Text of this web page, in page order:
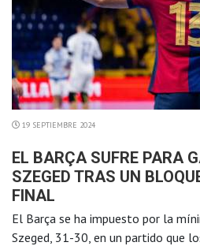
19 SEPTIEMBRE 2024
EL BARÇA SUFRE PARA
SZEGED TRAS UN
FINAL
El Barça se ha impuesto por la
Szeged, 31-30, en un partido que